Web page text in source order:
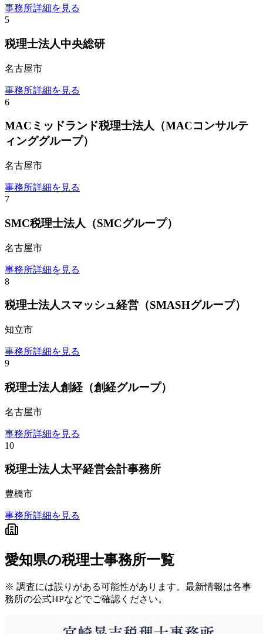
事務所詳細を見る
5
税理士法人中央総研
名古屋市
事務所詳細を見る
6
MACミッドランド税理士法人（MACコンサルテ
ィンググループ）
名古屋市
事務所詳細を見る
7
SMC税理士法人（SMCグループ）
名古屋市
事務所詳細を見る
8
税理士法人スマッシュ経営（SMASHグループ）
知立市
事務所詳細を見る
9
税理士法人創経（創経グループ）
名古屋市
事務所詳細を見る
10
税理士法人太平経営会計事務所
豊橋市
事務所詳細を見る
愛知県の税理士事務所一覧
※ 調査には誤りがある可能性があります。最新情報は各事
務所の公式HPなどでご確認ください。